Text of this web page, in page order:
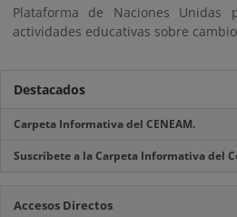
Plataforma de Naciones Unidas
actividades educativas sobre
Destacados
Carpeta Informativa del CENEAM.
Suscríbete a la Carpeta Informativa del
Accesos Directos